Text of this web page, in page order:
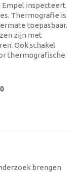
Empel inspecteert
Thermografie is
toepasbaar.
zijn met
Ook schakel
thermografische
brengen